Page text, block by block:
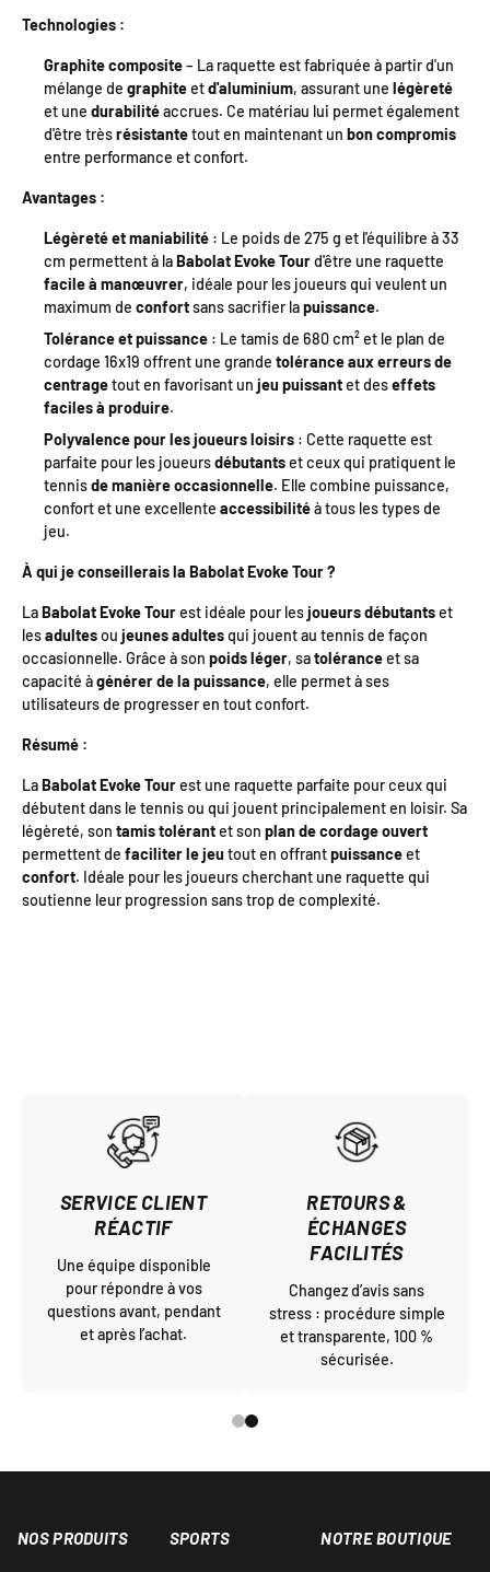
Technologies :
Graphite composite– La raquette est fabriquée à partir d'un
mélange de graphiteetd'aluminium, assurant une légèreté
et une durabilitéaccrues. Ce matériau lui permet également
d'être trèsrésistantetout en maintenant un bon compromis
entre performance et confort.
Avantages :
Légèreté et maniabilité : Le poids de 275 g et l'équilibre à 33
cm permettent à la Babolat Evoke Tourd'être une raquette
facile à manœuvrer, idéale pour les joueurs qui veulent un
maximum de confortsans sacrifier lapuissance.
Tolérance et puissance : Le tamis de 680 cm² et le plan de
cordage 16x19 offrent une grande tolérance aux erreurs de
centragetout en favorisant un jeu puissantet deseffets
faciles à produire.
Polyvalence pour les joueurs loisirs : Cette raquette est
parfaite pour les joueursdébutantset ceux qui pratiquent le
tennisde manière occasionnelle. Elle combine puissance,
confort et une excellente accessibilitéà tous les types de
jeu.
À qui je conseillerais la Babolat Evoke Tour ?
La Babolat Evoke Tourest idéale pour lesjoueurs débutantset
lesadultesou jeunes adultesqui jouent au tennis de façon
occasionnelle. Grâce à son poids léger, satoléranceet sa
capacité àgénérer de la puissance, elle permet à ses
utilisateurs de progresser en tout confort.
Résumé :
La Babolat Evoke Tourest une raquette parfaite pour ceux qui
débutent dans le tennis ou qui jouent principalement en loisir. Sa
légèreté, son tamis tolérantet son plan de cordage ouvert
permettent de faciliter le jeu tout en offrantpuissanceet
confort. Idéale pour les joueurs cherchant une raquette qui
soutienne leur progression sans trop de complexité.
SERVICE CLIENT
RÉACTIF
Une équipe disponible
pour répondre à vos
questions avant, pendant
et après l’achat.
RETOURS &
ÉCHANGES
FACILITÉS
Changez d’avis sans
stress : procédure simple
et transparente, 100 %
sécurisée.
NOS PRODUITS SPORTS NOTRE BOUTIQUE